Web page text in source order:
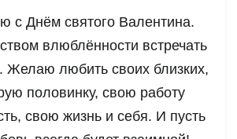
с Днём святого Валентина.
влюблённости встречать
Желаю любить своих близких,
половинку, свою работу
свою жизнь и себя. И пусть